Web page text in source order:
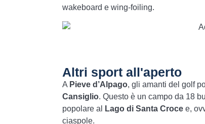
wakeboard e wing-foiling.
Altri sport all'aperto
A Pieve d’Alpago, gli amanti del golf
Cansiglio. Questo è un campo da 18
popolare al
Lago di Santa Crocee,
ciaspole.